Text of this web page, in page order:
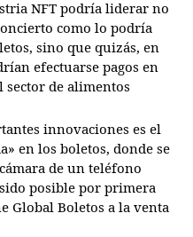
NFT podría liderar no
como lo podría
sino que quizás, en
efectuarse pagos en
sector de alimentos
innovaciones es el
en los boletos, donde se
de un teléfono
posible por primera
Global Boletos a la venta